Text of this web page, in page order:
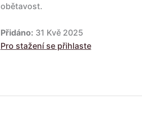
obětavost.
Přidáno: 31 Kvě 2025
Pro stažení se přihlaste